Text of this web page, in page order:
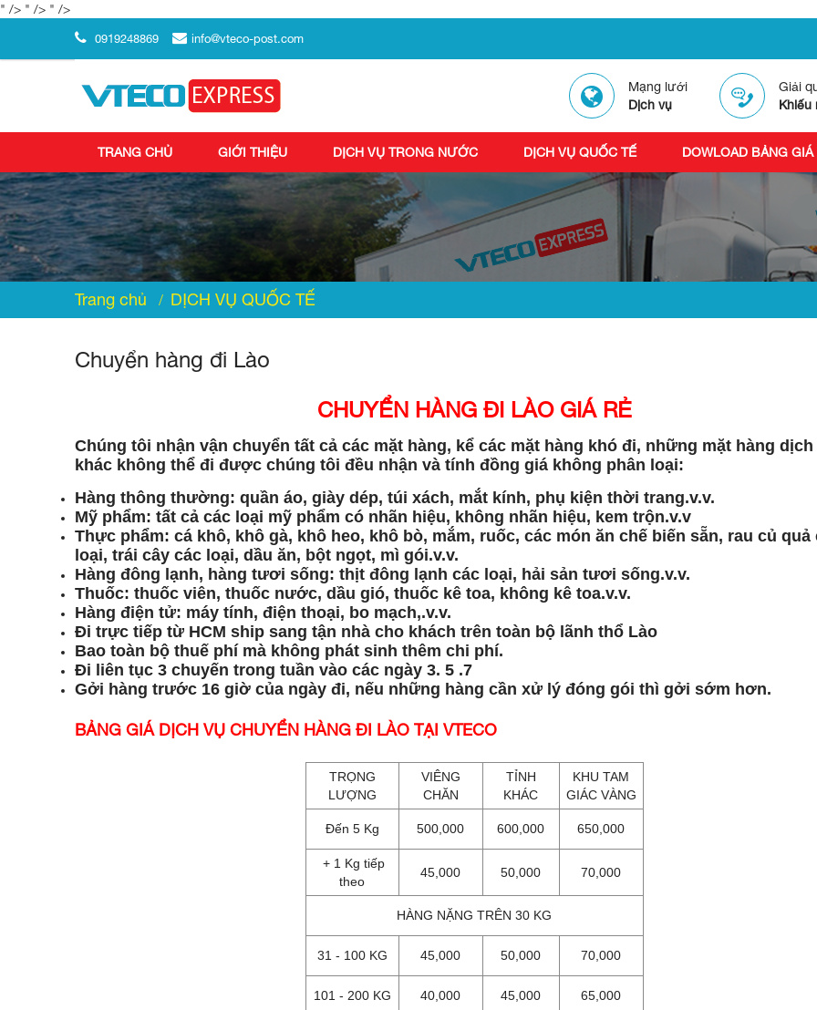
" /> " /> " />
0919248869 info@vteco-post.com
Mạng lưới
Dịch vụ
Giải
Khiếu
TRANG CHỦ GIỚI THIỆU DỊCH VỤ TRONG NƯỚC DỊCH VỤ QUỐC TẾ DOWLOAD BẢNG GIÁ
Trang chủ DỊCH VỤ QUỐC TẾ
Chuyển hàng đi Lào
CHUYỂN HÀNG ĐI LÀO GIÁ RẺ
Chúng tôi nhận vận chuyển tất cả các mặt hàng, kể các mặt hàng khó đi, những mặt hàng dịch
khác không thể đi được chúng tôi đều nhận và tính đồng giá không phân loại:
Hàng thông thường: quần áo, giày dép, túi xách, mắt kính, phụ kiện thời trang.v.v.
Mỹ phẩm: tất cả các loại mỹ phẩm có nhãn hiệu, không nhãn hiệu, kem trộn.v.v
Thực phẩm: cá khô, khô gà, khô heo, khô bò, mắm, ruốc, các món ăn chế biến sẵn, rau củ quả
loại, trái cây các loại, dầu ăn, bột ngọt, mì gói.v.v.
Hàng đông lạnh, hàng tươi sống: thịt đông lạnh các loại, hải sản tươi sống.v.v.
Thuốc: thuốc viên, thuốc nước, dầu gió, thuốc kê toa, không kê toa.v.v.
Hàng điện tử: máy tính, điện thoại, bo mạch,.v.v.
Đi trực tiếp từ HCM ship sang tận nhà cho khách trên toàn bộ lãnh thổ Lào
Bao toàn bộ thuế phí mà không phát sinh thêm chi phí.
Đi liên tục 3 chuyến trong tuần vào các ngày 3. 5 .7
Gởi hàng trước 16 giờ của ngày đi, nếu những hàng cần xử lý đóng gói thì gởi sớm hơn.
BẢNG GIÁ DỊCH VỤ CHUYỂN HÀNG ĐI LÀO TẠI VTECO
TRỌNG
LƯỢNG
VIÊNG
CHĂN
TỈNH
KHÁC
KHU TAM
GIÁC VÀNG
Đến 5 Kg 500,000 600,000 650,000
+ 1 Kg tiếp
theo
45,000 50,000 70,000
HÀNG NẶNG TRÊN 30 KG
31 - 100 KG 45,000 50,000 70,000
101 - 200 KG 40,000 45,000 65,000